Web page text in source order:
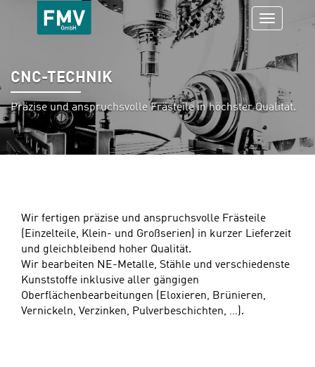
CNC-TECHNIK
Präzise und anspruchsvolle Frästeile in höchster Qualität.
Wir fertigen präzise und anspruchsvolle Frästeile
(Einzelteile, Klein- und Großserien) in kurzer Lieferzeit
und gleichbleibend hoher Qualität.
Wir bearbeiten NE-Metalle, Stähle und verschiedenste
Kunststoffe inklusive aller gängigen
Oberflächenbearbeitungen (Eloxieren, Brünieren,
Vernickeln, Verzinken, Pulverbeschichten, …).